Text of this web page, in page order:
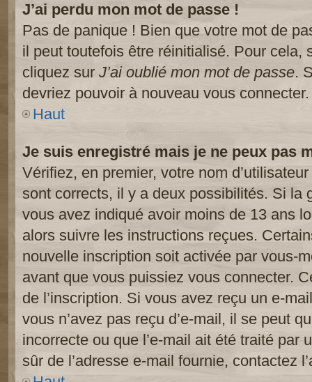
J’ai perdu mon mot de passe !
Pas de panique ! Bien que votre mot de
il peut toutefois être réinitialisé. Pour cela,
cliquez sur J’ai oublié mon mot de passe.
devriez pouvoir à nouveau vous connecter.
Haut
Je suis enregistré mais je ne peux pas
Vérifiez, en premier, votre nom
sont corrects, il y a deux possibilités. Si la
vous avez indiqué avoir moins de 13 ans
alors suivre les instructions reçues.
nouvelle inscription soit activée par vous-
avant que vous puissiez vous connecter.
de l’inscription. Si vous avez reçu un e-
vous n’avez pas reçu d’e-mail, il se peut
incorrecte ou que l’e-mail ait été traité par
sûr de l’adresse e-mail fournie, contactez